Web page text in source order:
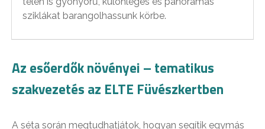
sziklákat barangolhassunk körbe.
Az esőerdők növényei – tematikus
szakvezetés az ELTE Füvészkertben
A séta során megtudhatjátok, hogyan segítik egymás